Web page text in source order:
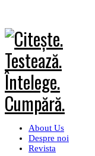
About Us
Despre noi
Revista